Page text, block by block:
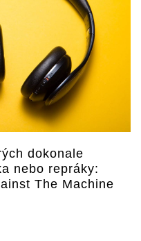
dokonale
nebo repráky:
The Machine